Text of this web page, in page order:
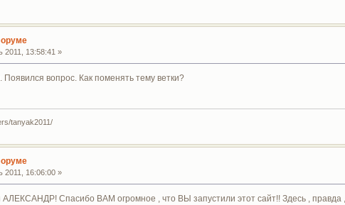
2011, 13:58:41 »
вопрос. Как поменять тему ветки?
tanyak2011/
2011, 16:06:00 »
Спасибо ВАМ огромное , что ВЫ запустили этот сайт!! Здесь , правда ,